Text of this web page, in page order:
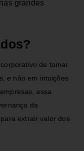
grandes
de tomar
e não em intuições
essa
da
extrair valor dos